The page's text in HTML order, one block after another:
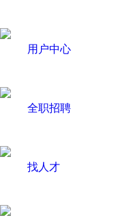
用户中心
全职招聘
找人才